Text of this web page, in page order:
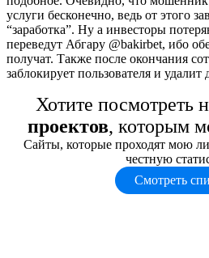
услуги бесконечно, ведь от этого
“заработка”. Ну а инвесторы
переведут Абгару @bakirbet, ибо
получат. Также после окончания
заблокирует пользователя и удалит
Хотите посмотреть
проектов, которым
Сайты, которые проходят мою
честную
Смотреть